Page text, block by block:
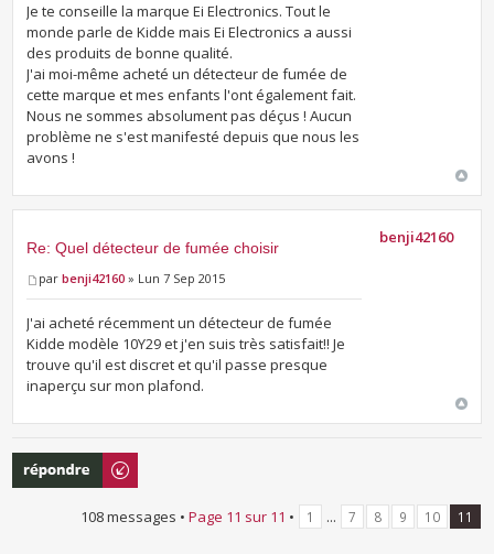
Je te conseille la marque Ei Electronics. Tout le
monde parle de Kidde mais Ei Electronics a aussi
des produits de bonne qualité.
J'ai moi-même acheté un détecteur de fumée de
cette marque et mes enfants l'ont également fait.
Nous ne sommes absolument pas déçus ! Aucun
problème ne s'est manifesté depuis que nous les
avons !
Re: Quel détecteur de fumée choisir
parbenji42160 » Lun 7 Sep 2015
J'ai acheté récemment un détecteur de fumée
Kidde modèle 10Y29 et j'en suis très satisfait!! Je
trouve qu'il est discret et qu'il passe presque
inaperçu sur mon plafond.
benji42160
Répondre
108 messages • Page 11 sur 11 • 1 ... 7 8 9 10 11